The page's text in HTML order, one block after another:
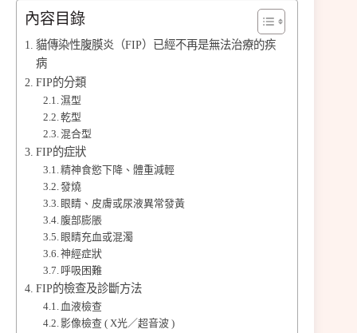
內容目錄
貓傳染性腹膜炎（FIP）已經不再是無法治療的疾
病
FIP的分類
濕型
乾型
混合型
FIP的症狀
精神食慾下降、體重減輕
發燒
眼睛、皮膚或尿液異常發黃
腹部膨脹
眼睛充血或混濁
神經症狀
呼吸困難
FIP的檢查及診斷方法
血液檢查
影像檢查 ( X光／超音波 )